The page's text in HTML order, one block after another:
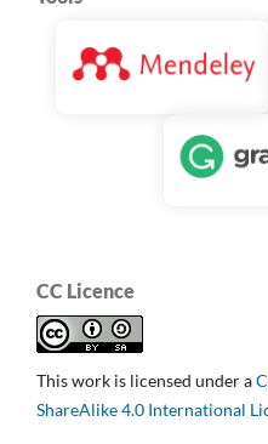
CC Licence
This work is licensed under a
ShareAlike 4.0 International